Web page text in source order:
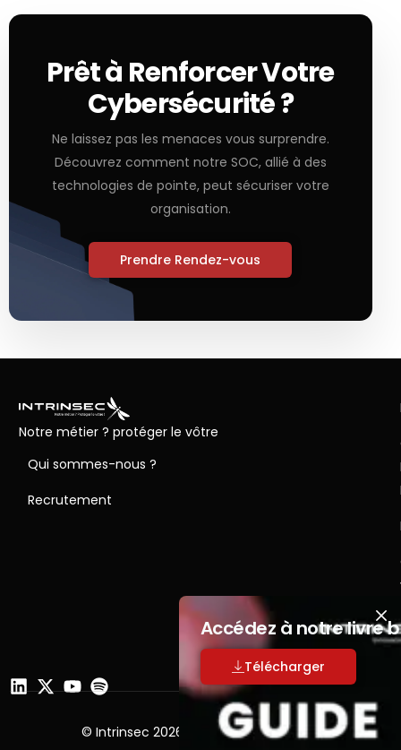
Prêt à Renforcer Votre
Cybersécurité ?
Ne laissez pas les menaces vous surprendre.
Découvrez comment notre SOC, allié à des
technologies de pointe, peut sécuriser votre
organisation.
Prendre Rendez-vous
Notre métier ? protéger le vôtre
Qui sommes-nous ?
Recrutement
© Intrinsec 2026 | Tous droits réservés
Accédez à notre livre
Télécharger